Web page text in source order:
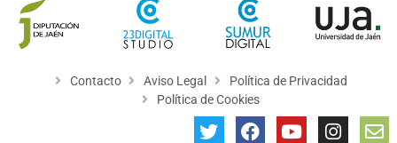
Contacto Aviso Legal
Política de Privacidad
Política de Cookies